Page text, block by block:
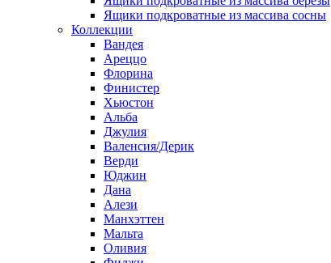
Ящики подкроватные из массива сосны
Коллекции
Вандея
Ареццо
Флорина
Финистер
Хьюстон
Альба
Джулия
Валенсия/Дерик
Верди
Юджин
Дана
Алези
Манхэттен
Мальта
Оливия